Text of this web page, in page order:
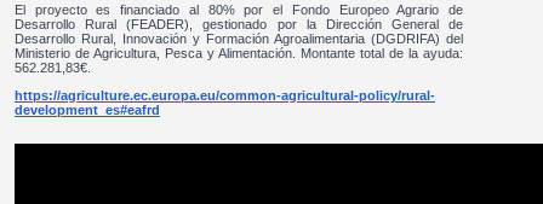
El proyecto es financiado al 80% por el Fondo Europeo Agrario de
Desarrollo Rural (FEADER), gestionado por la Dirección General de
Desarrollo Rural, Innovación y Formación Agroalimentaria (DGDRIFA) del
Ministerio de Agricultura, Pesca y Alimentación. Montante total de la ayuda:
562.281,83€.
https://agriculture.ec.europa.eu/common-agricultural-policy/rural-
development_es#eafrd